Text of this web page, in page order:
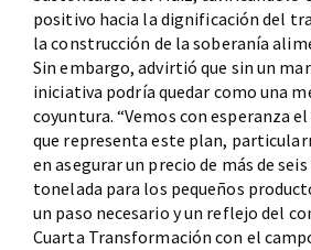
positivo hacia la dignificación del
la construcción de la soberanía
Sin embargo, advirtió que sin un
iniciativa podría quedar como una
coyuntura. “Vemos con esperanza
que representa este plan,
en asegurar un precio de más de
tonelada para los pequeños
un paso necesario y un reflejo del
Cuarta Transformación con el